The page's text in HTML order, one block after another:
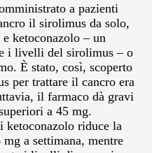
a pazienti
il sirolimus da solo,
ketoconazolo – un
i livelli del sirolimus – o
È stato, così, scoperto
per trattare il cancro era
il farmaco dà gravi
a 45 mg.
ketoconazolo riduce la
a settimana, mentre